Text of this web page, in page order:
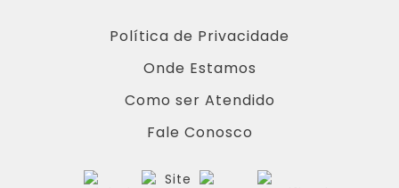
Política de Privacidade
Onde Estamos
Como ser Atendido
Fale Conosco